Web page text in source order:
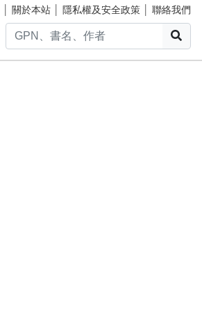
關於本站 隱私權及安全政策 聯絡我們